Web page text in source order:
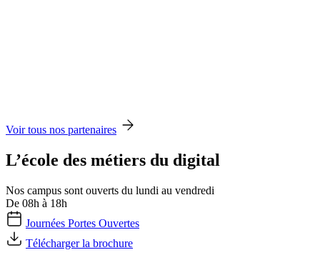
Voir tous nos partenaires
L’école des métiers du digital
Nos campus sont ouverts du lundi au vendredi
De 08h à 18h
Journées Portes Ouvertes
Télécharger la brochure